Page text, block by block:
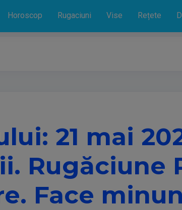
Horoscop Rugaciuni Vise Rețete
21 mai
Rugăciune
Face